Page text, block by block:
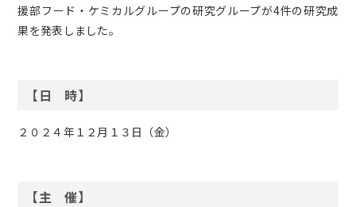
援部フード・ケミカルグループの研究グループが4件の研究成
果を発表しました。
【日 時】
２０２４年１２月１３日（金）
【主 催】